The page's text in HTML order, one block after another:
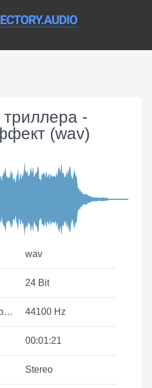
-
(wav)
wav
24 Bit
44100 Hz
00:01:21
Stereo